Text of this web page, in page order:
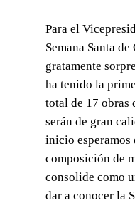
Para el
Semana Santa
gratamente
ha tenido la
total de 17 obras
serán de gran
inicio esperamos
composición de
consolide como
dar a conocer la